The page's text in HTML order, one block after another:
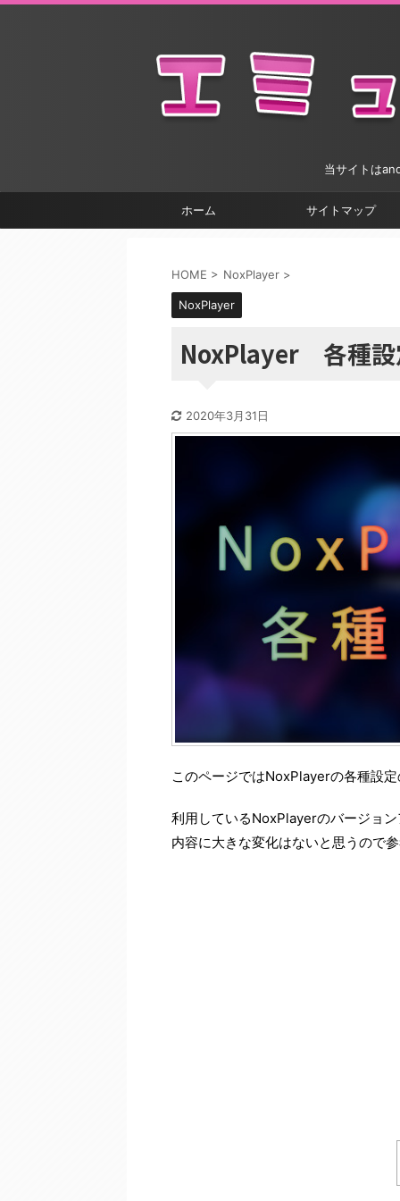
当サイトは
ホーム サイトマップ
HOME > NoxPlayer >
NoxPlayer
NoxPlayer 各種設
2020年3月31日
このページではNoxPlayerの各種設
利用しているNoxPlayerのバージョ
内容に大きな変化はないと思うので